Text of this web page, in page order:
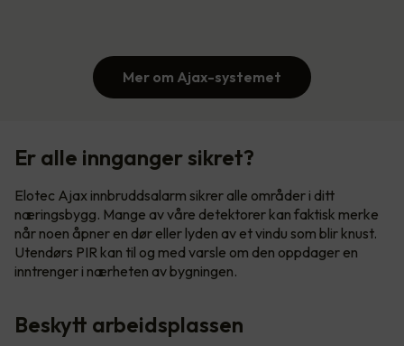
Mer om Ajax-systemet
Er alle innganger sikret?
Elotec Ajax innbruddsalarm sikrer alle områder i ditt
næringsbygg. Mange av våre detektorer kan faktisk merke
når noen åpner en dør eller lyden av et vindu som blir knust.
Utendørs PIR kan til og med varsle om den oppdager en
inntrenger i nærheten av bygningen.
Beskytt arbeidsplassen